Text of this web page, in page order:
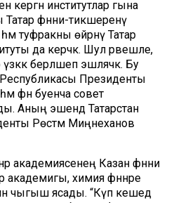
кергән институтлар гына
фәнни-тикшеренү
туфракны өйрәнү Татар
да керәчәк. Шул рәвешле,
берләшеп эшләячәк. Бу
Республикасы Президенты
фән буенча совет
Аның эшендә Татарстан
Рөстәм Миңнеханов
академиясенең Казан фәнни
академигы, химия фәннәре
чыгыш ясады. “Күп кешедә